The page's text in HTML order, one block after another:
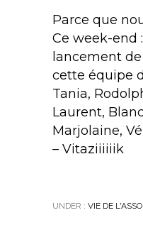
Parce que
Ce week-end
lancement
cette équipe
Tania,
Laurent,
Marjolaine,
– Vitaziiiiiik
UNDER : VIE DE L'ASSO